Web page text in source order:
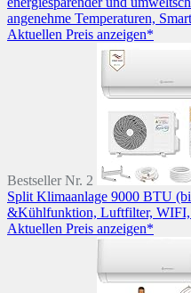
angenehme Temperaturen,
Aktuellen Preis anzeigen*
Bestseller Nr. 2
Split Klimaanlage 9000 BTU
&Kühlfunktion, Luftfilter, WIFI,
Aktuellen Preis anzeigen*